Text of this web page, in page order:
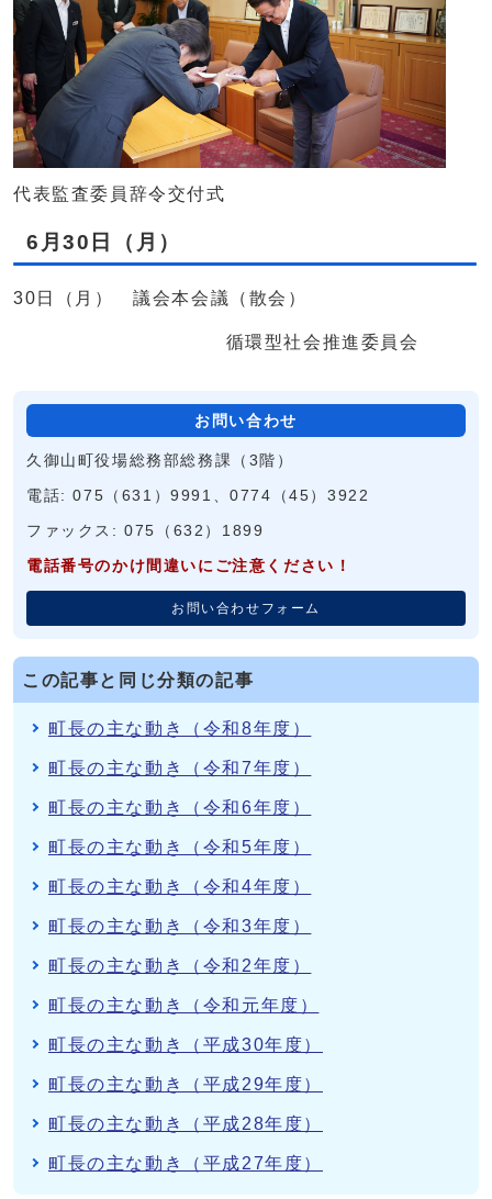
代表監査委員辞令交付式
6月30日（月）
30日（月） 議会本会議（散会）
循環型社会推進委員会
お問い合わせ
久御山町役場総務部総務課（3階）
電話: 075（631）9991、0774（45）3922
ファックス: 075（632）1899
電話番号のかけ間違いにご注意ください！
お問い合わせフォーム
この記事と同じ分類の記事
町長の主な動き（令和8年度）
町長の主な動き（令和7年度）
町長の主な動き（令和6年度）
町長の主な動き（令和5年度）
町長の主な動き（令和4年度）
町長の主な動き（令和3年度）
町長の主な動き（令和2年度）
町長の主な動き（令和元年度）
町長の主な動き（平成30年度）
町長の主な動き（平成29年度）
町長の主な動き（平成28年度）
町長の主な動き（平成27年度）